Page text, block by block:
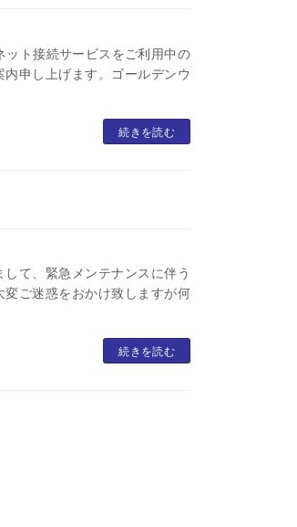
ト接続サービスをご利用中の
申し上げます。ゴールデンウ
続きを読む
て、緊急メンテナンスに伴う
ご迷惑をおかけ致しますが何
続きを読む